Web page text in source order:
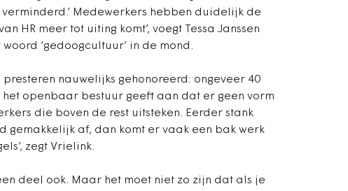
Medewerkers hebben duidelijk de
HR meer tot uiting komt’, voegt Tessa Janssen
‘gedoogcultuur’ in de mond.
nauwelijks gehonoreerd: ongeveer 40
openbaar bestuur geeft aan dat er geen vorm
die boven de rest uitsteken. Eerder stank
gemakkelijk af, dan komt er vaak een bak werk
zegt Vrielink.
deel ook. Maar het moet niet zo zijn dat als je